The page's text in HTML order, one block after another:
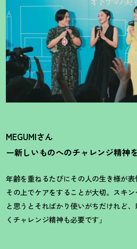
MEGUMIさん
ー新しいものへのチャレンジ精神を
年齢を重ねるたびにその人の生き様が表
その上でケアをすることが大切。スキ
と思うとそればかり使いがちだけれど
くチャレンジ精神も必要です」